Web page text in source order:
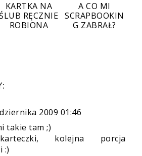
KARTKA NA
RĘCZNIE
ROBIONA
A CO MI
SCRAPBOOKIN
G ZABRAŁ?
2009 01:46
takie tam ;)
kolejna porcja
:)